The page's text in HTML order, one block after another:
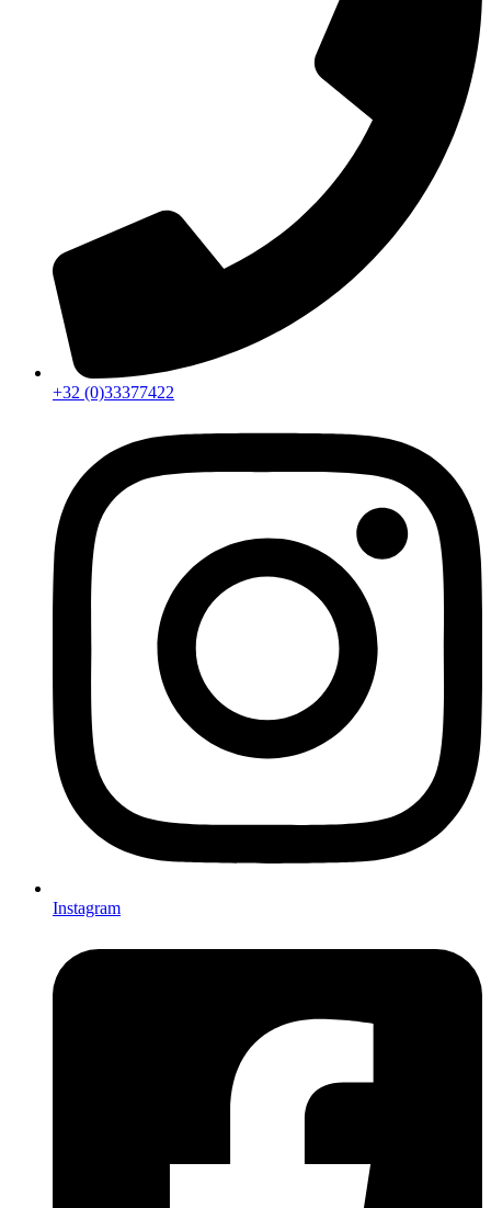
+32 (0)33377422
Instagram